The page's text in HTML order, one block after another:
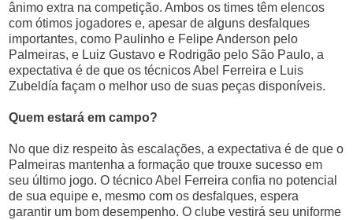
ânimo extra na competição. Ambos os times têm elencos
com ótimos jogadores e, apesar de alguns desfalques
importantes, como Paulinho e Felipe Anderson pelo
Palmeiras, e Luiz Gustavo e Rodrigão pelo São Paulo, a
expectativa é de que os técnicos Abel Ferreira e Luis
Zubeldía façam o melhor uso de suas peças disponíveis.
Quem estará em campo?
No que diz respeito às escalações, a expectativa é de que o
Palmeiras mantenha a formação que trouxe sucesso em
seu último jogo. O técnico Abel Ferreira confia no potencial
de sua equipe e, mesmo com os desfalques, espera
garantir um bom desempenho. O clube vestirá seu uniforme